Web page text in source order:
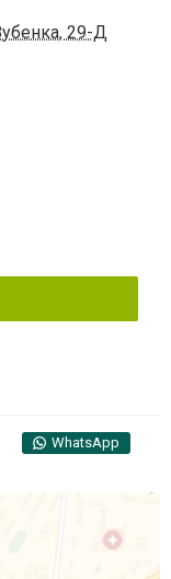
29-Д
WhatsApp